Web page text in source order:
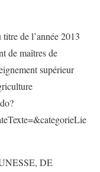
de l’année 2013
de maîtres de
supérieur
DE